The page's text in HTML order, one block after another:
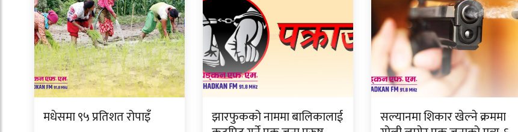
मधेसमा ९५ प्रतिशत रोपाइँ झारफुकको नाममा बालिकालाई सल्यानमा शिकार खेल्ने क्रममा